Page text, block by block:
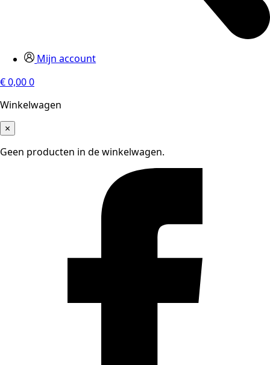
Mijn account
€0,000
Winkelwagen
×
Geen producten in de winkelwagen.